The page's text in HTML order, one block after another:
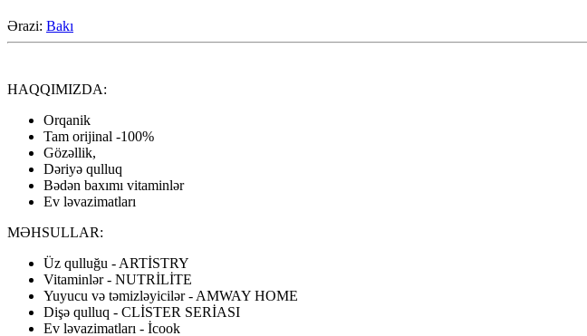
Ərazi: Bakı
HAQQIMIZDA:
Orqanik
Tam orijinal -100%
Gözəllik,
Dəriyə qulluq
Bədən baxımı vitaminlər
Ev ləvazimatları
MƏHSULLAR:
Üz qulluğu - ARTİSTRY
Vitaminlər - NUTRİLİTE
Yuyucu və təmizləyicilər - AMWAY HOME
Dişə qulluq - CLİSTER SERİASI
Ev ləvazimatları - İcook